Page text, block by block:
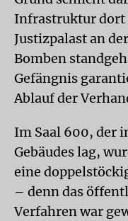
Infrastruktur dort
Justizpalast an
Bomben
Gefängnis
Ablauf der
Im Saal 600, der
Gebäudes lag,
eine
– denn das
Verfahren war